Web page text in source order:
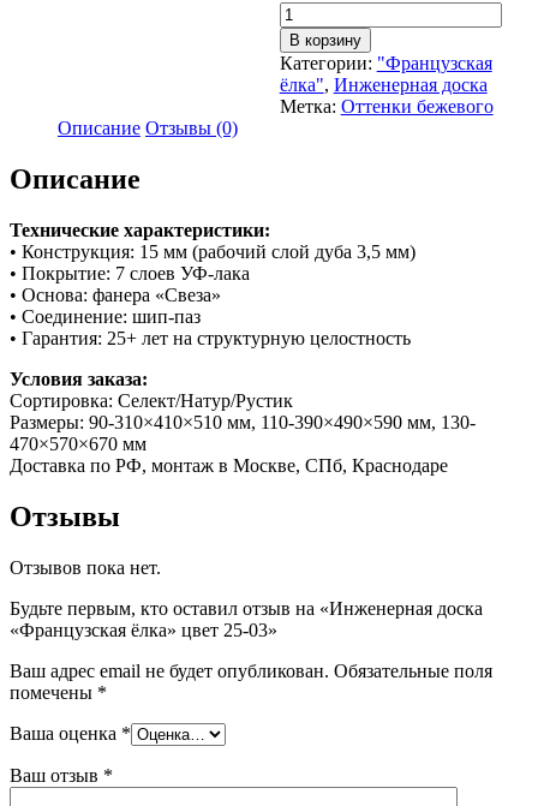
Количество
товара
Инженерная
доска
«Французская
ёлка»
В корзину
Категории: "Французская
ёлка", Инженерная доска
Метка: Оттенки бежевого
Описание Отзывы (0)
Описание
Технические характеристики:
• Конструкция: 15 мм (рабочий слой дуба 3,5 мм)
• Покрытие: 7 слоев УФ-лака
• Основа: фанера «Свеза»
• Соединение: шип-паз
• Гарантия: 25+ лет на структурную целостность
Условия заказа:
Сортировка: Селект/Натур/Рустик
Размеры: 90-310×410×510 мм, 110-390×490×590 мм, 130-
470×570×670 мм
Доставка по РФ, монтаж в Москве, СПб, Краснодаре
Отзывы
Отзывов пока нет.
Будьте первым, кто оставил отзыв на «Инженерная доска
«Французская ёлка» цвет 25-03»
Ваш адрес email не будет опубликован. Обязательные поля
помечены *
Ваша оценка *
Ваш отзыв *